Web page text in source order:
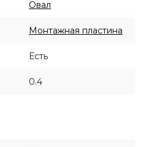
Овал
Монтажная пластина
Есть
0.4